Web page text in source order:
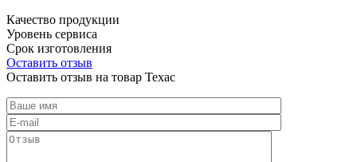
Качество продукции
Уровень сервиса
Срок изготовления
Оставить отзыв
Оставить отзыв на товар Техас